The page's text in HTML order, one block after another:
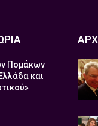
Πομάκων
και